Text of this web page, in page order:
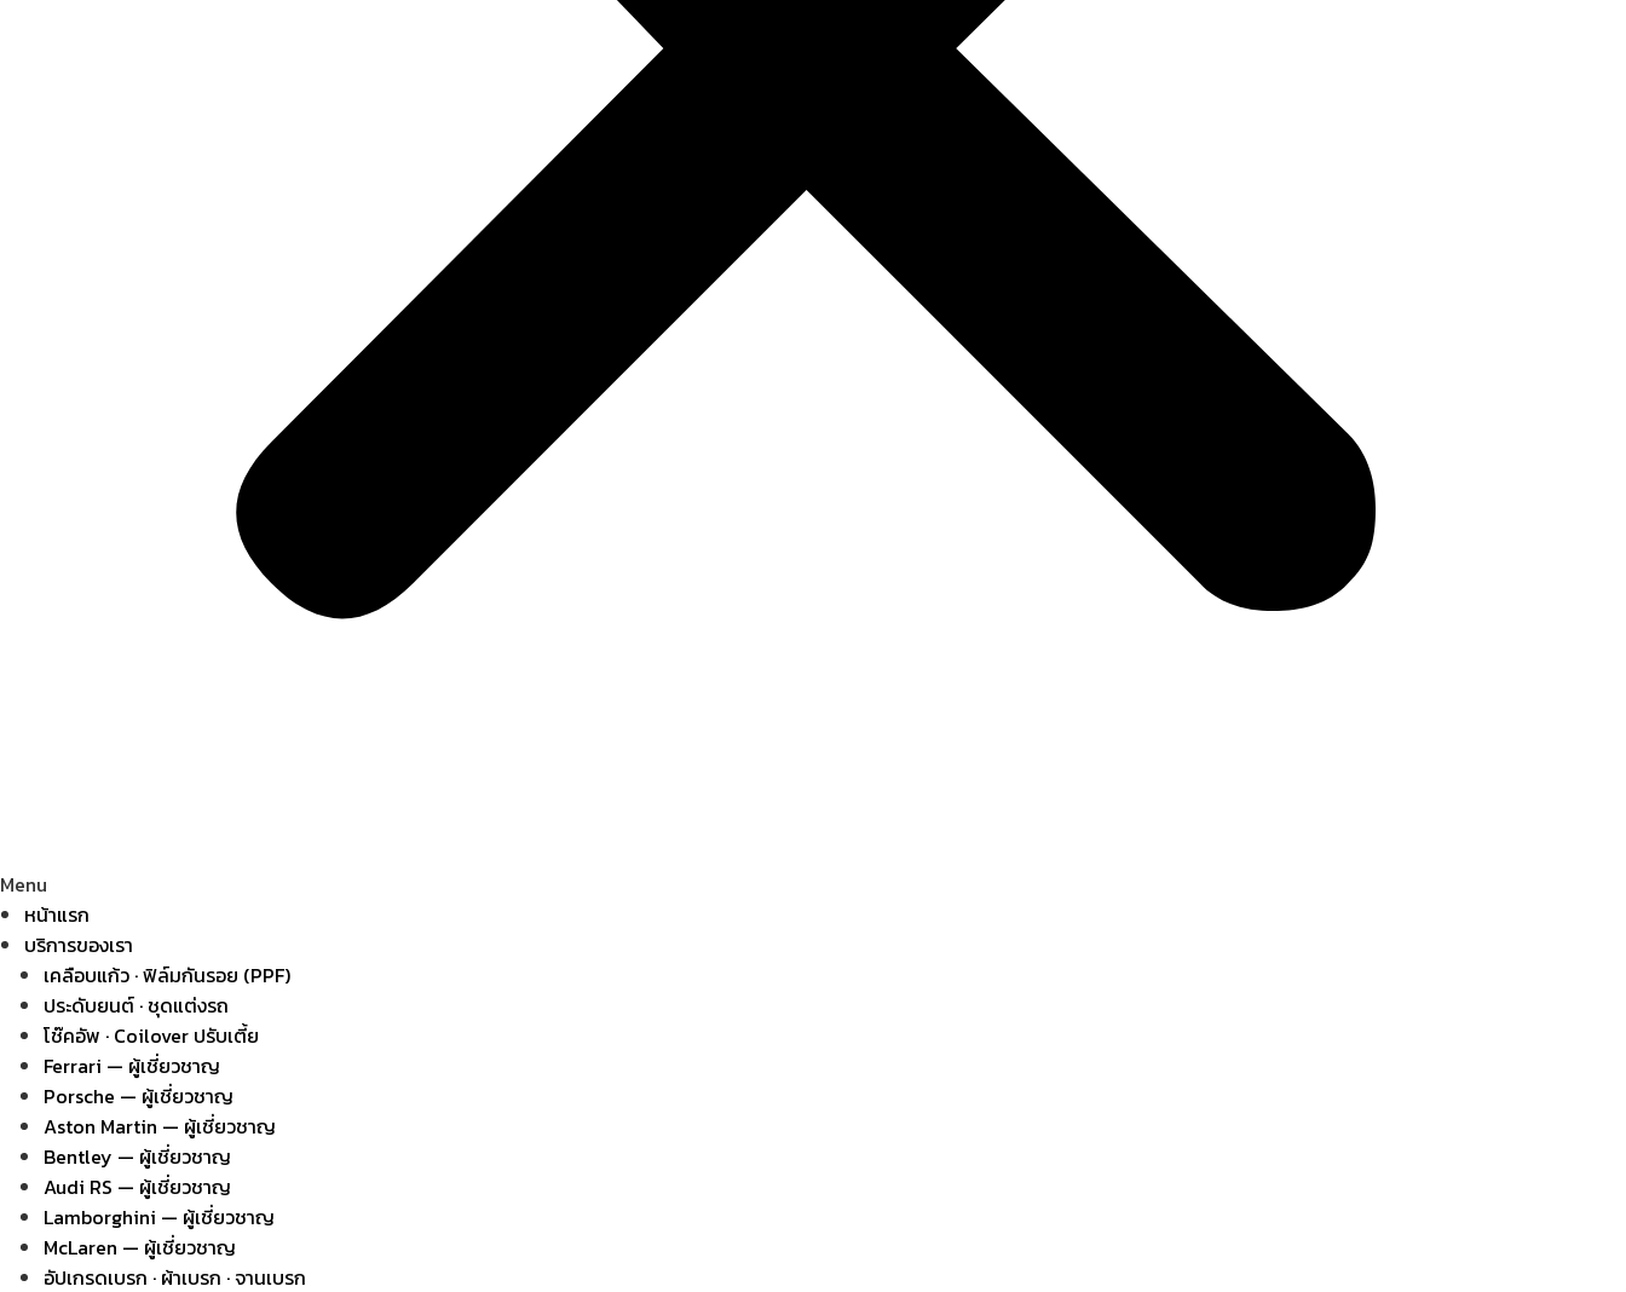
Menu
หน้าแรก
บริการของเรา
เคลือบแก้ว · ฟิล์มกันรอย (PPF)
ประดับยนต์ · ชุดแต่งรถ
โช๊คอัพ · Coilover ปรับเตี้ย
Ferrari — ผู้เชี่ยวชาญ
Porsche — ผู้เชี่ยวชาญ
Aston Martin — ผู้เชี่ยวชาญ
Bentley — ผู้เชี่ยวชาญ
Audi RS — ผู้เชี่ยวชาญ
Lamborghini — ผู้เชี่ยวชาญ
McLaren — ผู้เชี่ยวชาญ
อัปเกรดเบรก · ผ้าเบรก · จานเบรก